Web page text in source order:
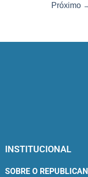
Próximo
INSTITUCIONAL
SOBRE O